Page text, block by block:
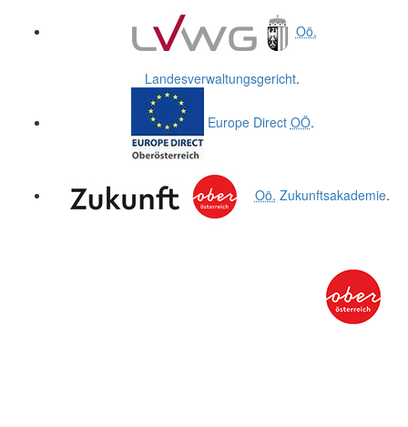
Oö.
Landesverwaltungsgericht.
Europe Direct OÖ.
Oö. Zukunftsakademie.